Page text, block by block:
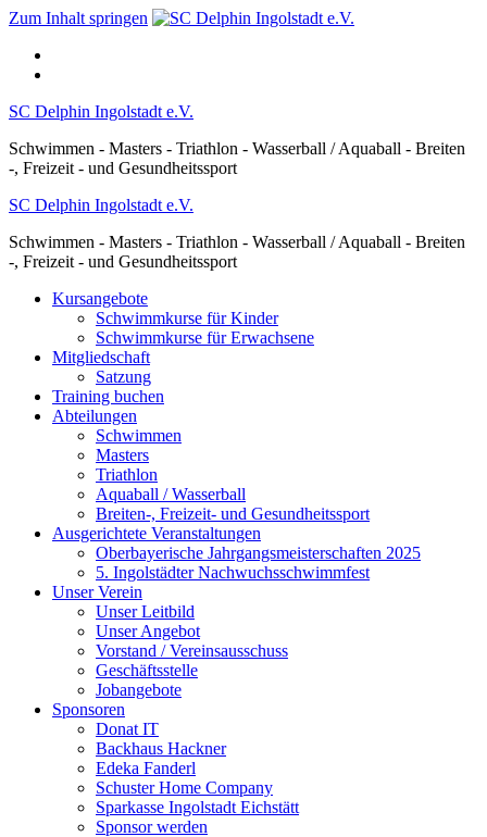
Zum Inhalt springen
SC Delphin Ingolstadt e.V.
Schwimmen - Masters - Triathlon - Wasserball / Aquaball - Breiten
-, Freizeit - und Gesundheitssport
SC Delphin Ingolstadt e.V.
Schwimmen - Masters - Triathlon - Wasserball / Aquaball - Breiten
-, Freizeit - und Gesundheitssport
Kursangebote
Schwimmkurse für Kinder
Schwimmkurse für Erwachsene
Mitgliedschaft
Satzung
Training buchen
Abteilungen
Schwimmen
Masters
Triathlon
Aquaball / Wasserball
Breiten-, Freizeit- und Gesundheitssport
Ausgerichtete Veranstaltungen
Oberbayerische Jahrgangsmeisterschaften 2025
5. Ingolstädter Nachwuchsschwimmfest
Unser Verein
Unser Leitbild
Unser Angebot
Vorstand / Vereinsausschuss
Geschäftsstelle
Jobangebote
Sponsoren
Donat IT
Backhaus Hackner
Edeka Fanderl
Schuster Home Company
Sparkasse Ingolstadt Eichstätt
Sponsor werden